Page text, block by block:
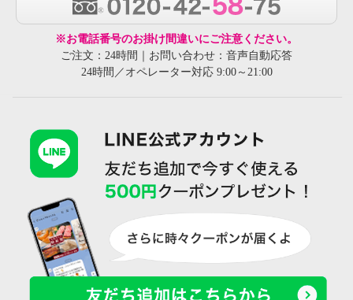
※お電話番号のお掛け間違いにご注意ください。
ご注文：24時間｜お問い合わせ：音声自動応答
24時間／オペレーター対応 9:00～21:00